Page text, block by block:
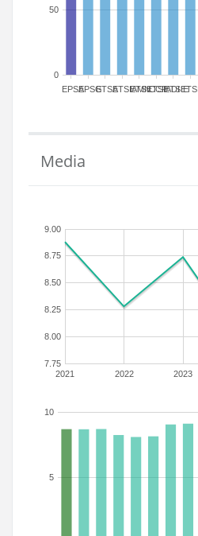
EPSAEPSGETSAETSIAMN
ETSICCP
ETSIADI
ETSIE
0
50
Media
2021 2022 2023
7.75
8.00
8.25
8.50
8.75
9.00
5
10